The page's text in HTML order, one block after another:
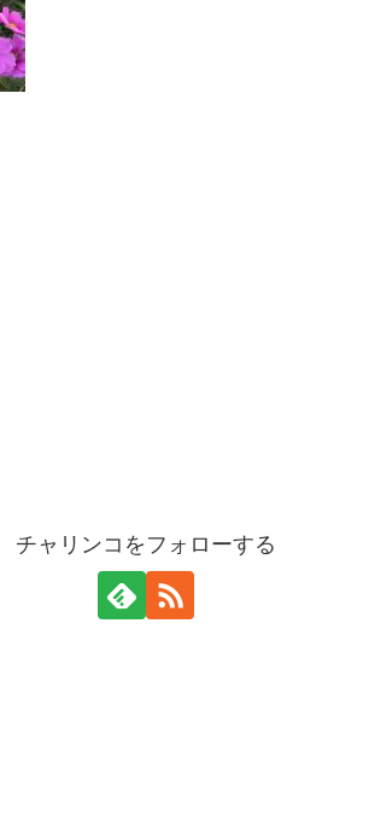
チャリンコをフォローする